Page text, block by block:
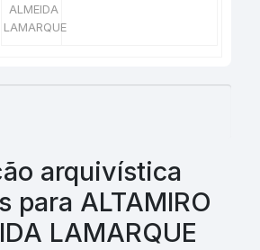
ALMEIDA
LAMARQUE
arquivística
para ALTAMIRO
LAMARQUE